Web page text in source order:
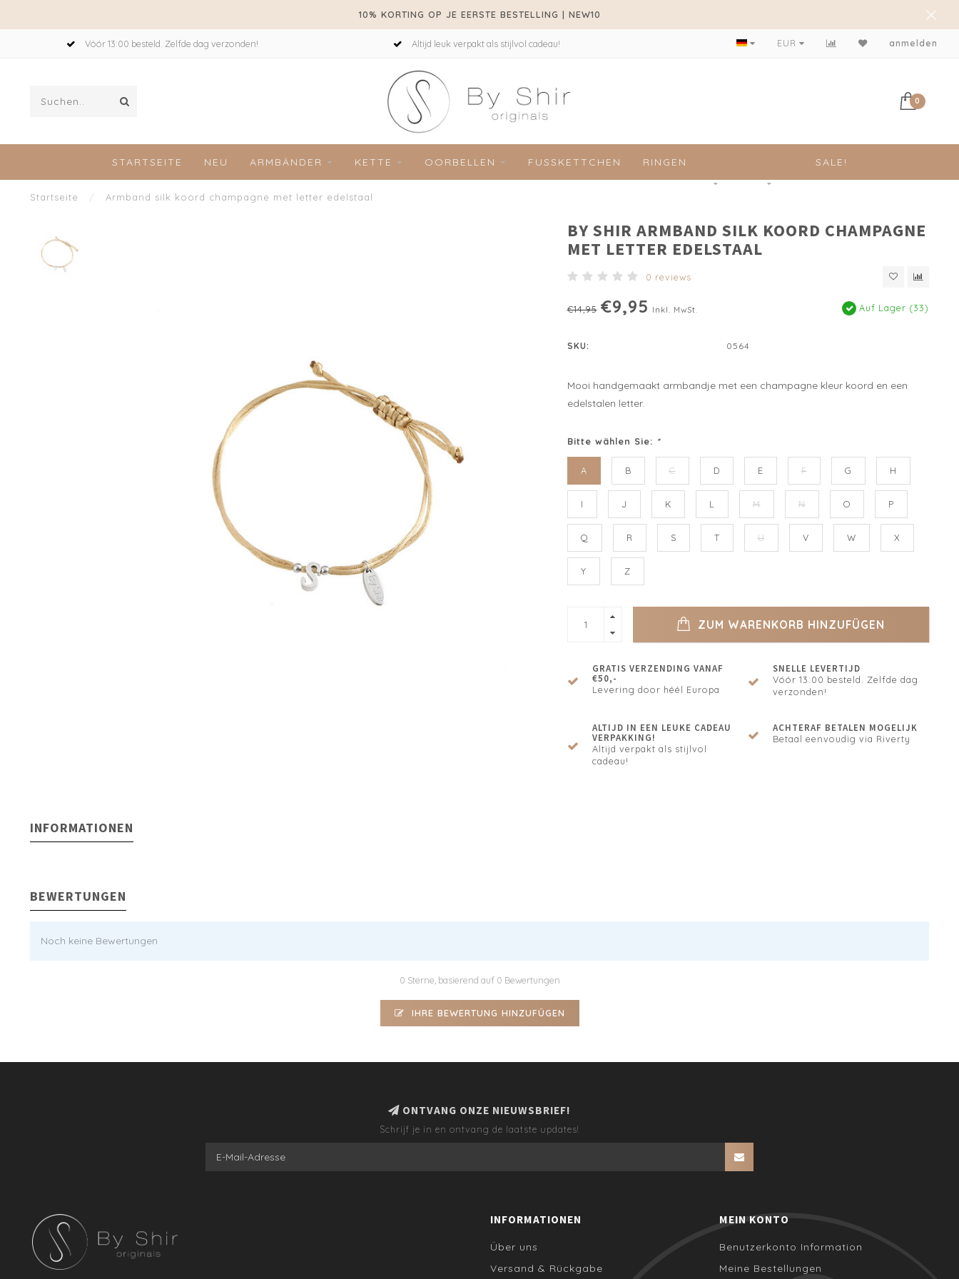
10% KORTING OP JE EERSTE BESTELLING | NEW10
Vóór 13:00 besteld. Zelfde dag verzonden! Altijd leuk verpakt als stijlvol cadeau! Achteraf betalen mogelijk!
EUR anmelden
0
STARTSEITE NEU ARMBÄNDER KETTE OORBELLEN FUSSKETTCHEN RINGEN SALE!
Startseite / Armband silk koord champagne met letter edelstaal
BY SHIR ARMBAND SILK KOORD CHAMPAGNE
MET LETTER EDELSTAAL
0 reviews
€14,95 €9,95 Inkl. MwSt. Auf Lager (33)
SKU: 0564
Mooi handgemaakt armbandje met een champagne kleur koord en een
edelstalen letter.
Bitte wählen Sie: *
A B C D E F G H
I J K L M N O P
Q R S T U V W X
Y Z
ZUM WARENKORB HINZUFÜGEN
GRATIS VERZENDING VANAF
€50,-
Levering door héél Europa
SNELLE LEVERTIJD
Vóór 13:00 besteld. Zelfde dag
verzonden!
ALTIJD IN EEN LEUKE CADEAU
VERPAKKING!
Altijd verpakt als stijlvol
cadeau!
ACHTERAF BETALEN MOGELIJK
Betaal eenvoudig via Riverty
INFORMATIONEN
BEWERTUNGEN
Noch keine Bewertungen
0 Sterne, basierend auf 0 Bewertungen
IHRE BEWERTUNG HINZUFÜGEN
ONTVANG ONZE NIEUWSBRIEF!
Schrijf je in en ontvang de laatste updates!
INFORMATIONEN
Über uns
Versand & Rückgabe
MEIN KONTO
Benutzerkonto Information
Meine Bestellungen